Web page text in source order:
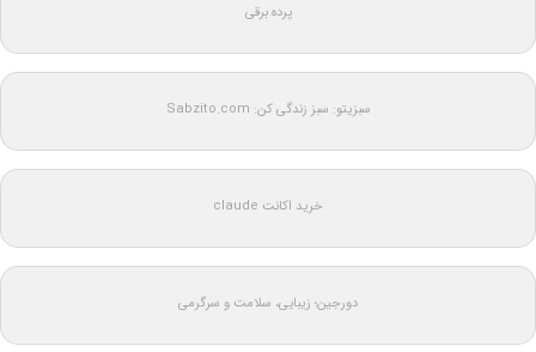
پرده برقی
سبزیتو: سبز زندگی کن: Sabzito.com
خرید اکانت claude
دورجین؛ زیبایی، سلامت و سرگرمی